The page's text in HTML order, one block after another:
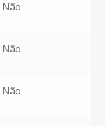
Não
Não
Não